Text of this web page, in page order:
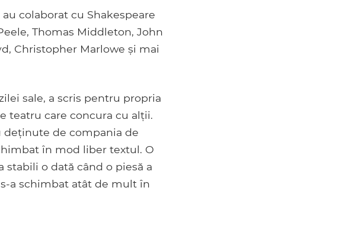
colaborat cu Shakespeare
Thomas Middleton, John
Christopher Marlowe și mai
sale, a scris pentru propria
teatru care concura cu alții.
deținute de compania de
în mod liber textul. O
o dată când o piesă a
a schimbat atât de mult în